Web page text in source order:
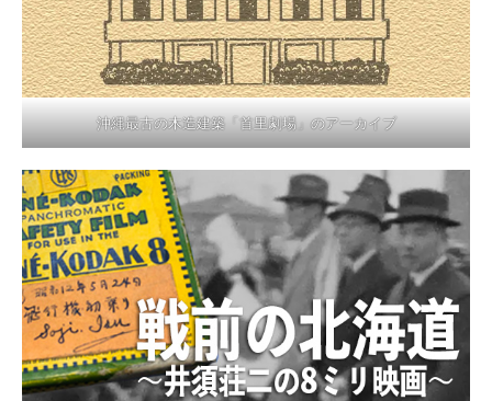
沖縄最古の木造建築「首里劇場」のアーカイブ